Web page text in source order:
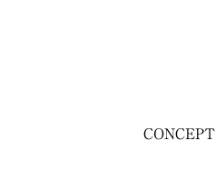
CONCEPT